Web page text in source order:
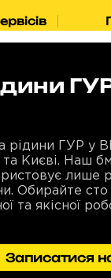
рідини ГУР у
та Києві. Наш
лише
Обирайте
та якісної
Записатися